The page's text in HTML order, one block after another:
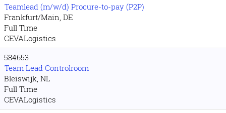
Teamlead (m/w/d) Procure-to-pay (P2P)
Frankfurt/Main, DE
Full Time
CEVALogistics
584653
Team Lead Controlroom
Bleiswijk, NL
Full Time
CEVALogistics